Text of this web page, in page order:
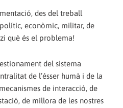
des del treball
polític, econòmic, militar, de
què és el problema!
del sistema
de l’ésser humà i de la
de interacció, de
de millora de les nostres